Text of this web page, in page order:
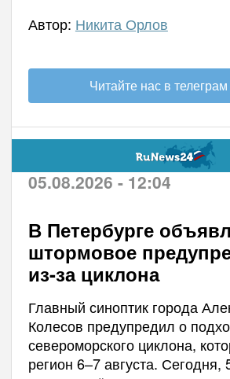
Автор: Никита Орлов
Читайте нас в телеграм
05.08.2026 - 12:04
В Петербурге
штормовое
из-за циклона
Главный синоптик города
Колесов предупредил о
североморского циклона,
регион 6–7 августа. Сегодня,